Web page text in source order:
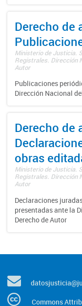
Derecho de
Ministerio de Justicia.
Registrales. Dirección
Autor
Publicaciones
Dirección Nacional
Derecho de
obras
Ministerio de Justicia.
Registrales. Dirección
Autor
Declaraciones
presentadas ante la
Derecho de Autor
Commons